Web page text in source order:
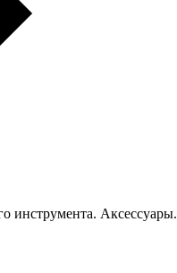
инструмента. Аксессуары.